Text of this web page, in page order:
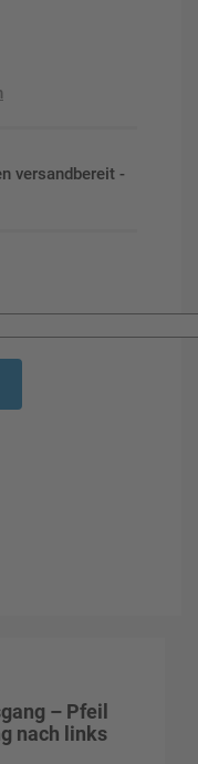
versandbereit -
– Pfeil
nach links